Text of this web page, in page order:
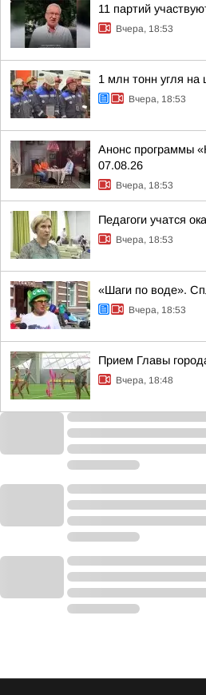
11 партий
Вчера, 18:53
1 млн тонн угля на
Вчера, 18:53
Анонс программы
07.08.26
Вчера, 18:53
Педагоги учатся
Вчера, 18:53
«Шаги по воде».
Вчера, 18:53
Прием Главы
Вчера, 18:48